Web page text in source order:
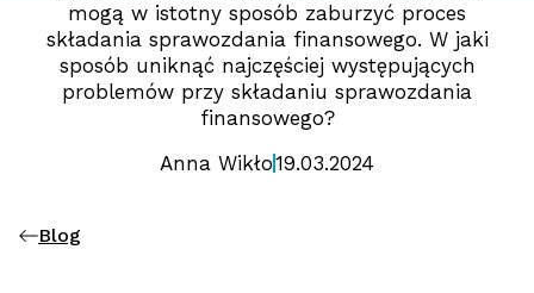
mogą w istotny sposób zaburzyć proces
składania sprawozdania finansowego. W jaki
sposób uniknąć najczęściej występujących
problemów przy składaniu sprawozdania
finansowego?
Anna Wikło19.03.2024
Blog